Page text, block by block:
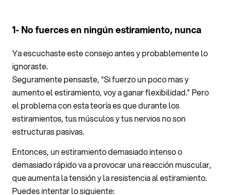
1- No fuerces en ningún estiramiento, nunca
Ya escuchaste este consejo antes y probablemente lo
ignoraste.
Seguramente pensaste, “Si fuerzo un poco mas y
aumento el estiramiento, voy a ganar flexibilidad.” Pero
el problema con esta teoría es que durante los
estiramientos, tus músculos y tus nervios no son
estructuras pasivas.
Entonces, un estiramiento demasiado intenso o
demasiado rápido va a provocar una reacción muscular,
que aumenta la tensión y la resistencia al estiramiento.
Puedes intentar lo siguiente: